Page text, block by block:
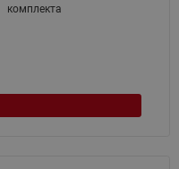
комплекта